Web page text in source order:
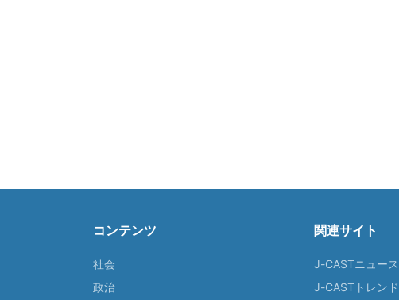
コンテンツ
社会
政治
関連サイト
J-CASTニュース
J-CASTトレンド